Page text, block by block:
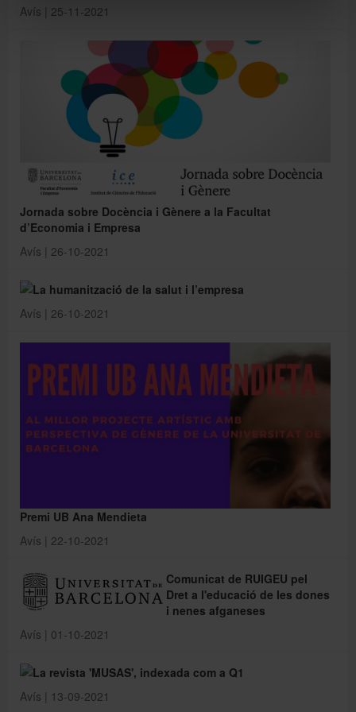
Avís | 25-11-2021
Jornada sobre Docència i Gènere a la Facultat
d’Economia i Empresa
Avís | 26-10-2021
La humanització de la salut i l’empresa
Avís | 26-10-2021
Premi UB Ana Mendieta
Avís | 22-10-2021
Comunicat de RUIGEU pel
Dret a l'educació de les dones
i nenes afganeses
Avís | 01-10-2021
La revista 'MUSAS', indexada com a Q1
Avís | 13-09-2021